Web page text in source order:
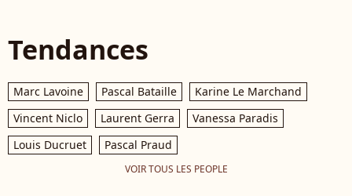
Tendances
Marc Lavoine Pascal Bataille
Karine Le Marchand
Vincent Niclo
Laurent Gerra
Vanessa Paradis
Louis Ducruet
Pascal Praud
VOIR TOUS LES PEOPLE